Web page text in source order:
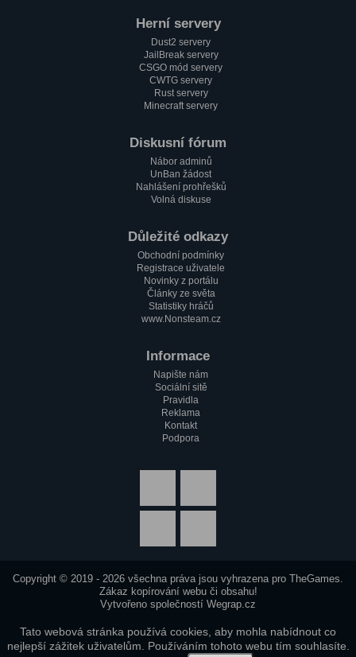
Testování mobilní verze????
Zdravím všechny pařmeny a pařmenky
Herní servery
Dust2 servery
JailBreak servery
CSGO mód servery
CWTG servery
Rust servery
Minecraft servery
Diskusní fórum
Nábor adminů
UnBan žádost
Nahlášení prohřešků
Volná diskuse
Důležité odkazy
Obchodní podmínky
Registrace uživatele
Novinky z portálu
Články ze světa
Statistiky hráčů
www.Nonsteam.cz
Informace
Napište nám
Sociální sitě
Pravidla
Reklama
Kontakt
Podpora
Copyright © 2019 - 2026 všechna práva jsou vyhrazena pro TheGames.
Zákaz kopírování webu či obsahu!
Vytvořeno společností Wegrap.cz
Tato webová stránka používá cookies, aby mohla nabídnout co
nejlepší zážitek uživatelům. Používáním tohoto webu tím souhlasíte.